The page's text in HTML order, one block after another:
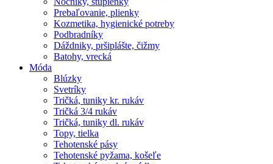
Prebaľovanie, plienky
Kozmetika, hygienické potreby
Podbradníky
Dáždniky, pršiplášte, čižmy
Batohy, vrecká
Móda
Blúzky
Svetríky
Tričká, tuniky kr. rukáv
Tričká 3/4 rukáv
Tričká, tuniky dl. rukáv
Topy, tielka
Tehotenské pásy
Tehotenské pyžama, košeľe